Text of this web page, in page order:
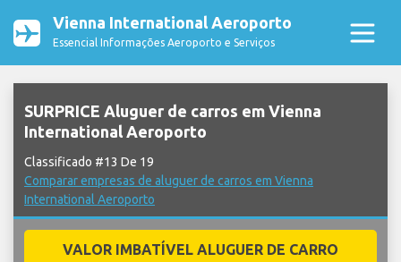
Vienna International Aeroporto
Essencial Informações Aeroporto e Serviços
SURPRICE Aluguer de carros em Vienna
International Aeroporto
Classificado #13 De 19
Comparar empresas de aluguer de carros em Vienna
International Aeroporto
VALOR IMBATÍVEL ALUGUER DE CARRO